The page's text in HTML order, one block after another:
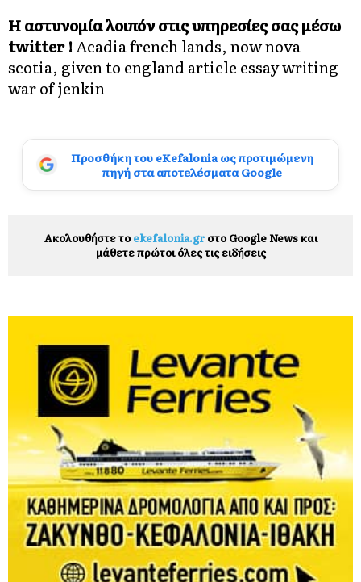
Η αστυνομία λοιπόν στις υπηρεσίες σας μέσω
twitter!Acadia french lands, now nova
scotia, given to englandarticle essay writing
war of jenkin
Προσθήκη του eKefalonia ως προτιμώμενη
πηγή στα αποτελέσματα Google
Ακολουθήστε το ekefalonia.grστο Google News και
μάθετε πρώτοι όλες τις ειδήσεις